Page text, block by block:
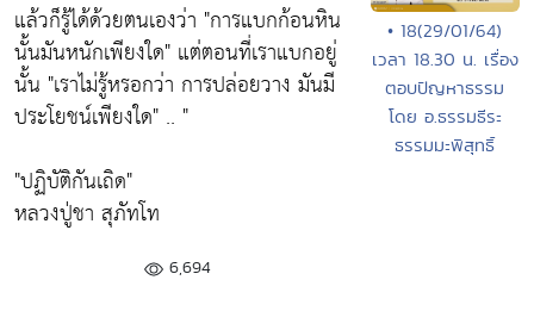
แล้วก็รู้ได้ด้วยตนเองว่า "การแบกก้อนหิน
นั้นมันหนักเพียงใด" แต่ตอนที่เราแบกอยู่
นั้น "เราไม่รู้หรอกว่า การปล่อยวาง มันมี
ประโยชน์เพียงใด" .. "
"ปฏิบัติกันเถิด"
หลวงปู่ชา สุภัทโท
6,694
• 18(29/01/64)
เวลา 18.30 น. เรื่อง
ตอบปัญหาธรรม
โดย อ.ธรรมธีระ
ธรรมมะพิสุทธิ์